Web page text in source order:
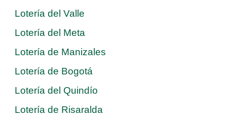
Lotería del Valle
Lotería del Meta
Lotería de Manizales
Lotería de Bogotá
Lotería del Quindío
Lotería de Risaralda